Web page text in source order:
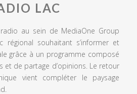
LAC
au sein de MediaOne Group
régional souhaitant s’informer et
grâce à un programme composé
et de partage d’opinions. Le retour
vient compléter le paysage